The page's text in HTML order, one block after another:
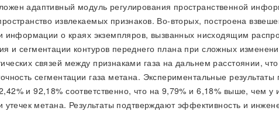
адаптивный модуль регулирования пространственной
извлекаемых признаков. Во-вторых, построена
информации о краях экземпляров, вызванных нисходящим
и сегментации контуров переднего плана при сложных
связей между признаками газа на дальнем расстоянии,
сегментации газа метана. Экспериментальные
и 92,18% соответственно, что на 9,79% и 6,18% выше, чем
утечек метана. Результаты подтверждают эффективность и